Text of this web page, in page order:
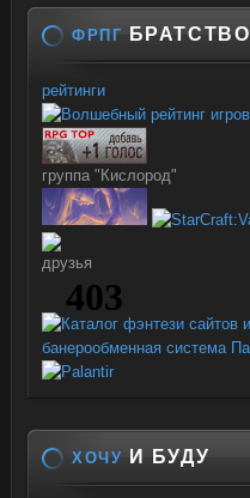
ФРПГ БРАТСТВО
рейтинги
группа "Кислород"
друзья
ХОЧУ И БУДУ